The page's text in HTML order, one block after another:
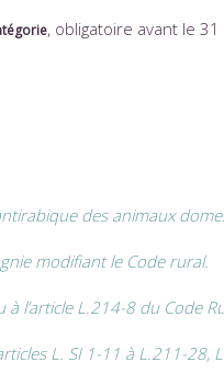
, obligatoire avant le
des animaux
modifiant le Code rural.
l’article L.214-8 du Code
L. SI 1-11 à L.211-